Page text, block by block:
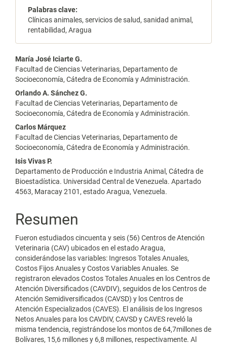
Palabras clave:
Clínicas animales, servicios de salud, sanidad animal,
rentabilidad, Aragua
Contenido
principal
del
artículo
María José Iciarte G.
Facultad de Ciencias Veterinarias, Departamento de
Socioeconomía, Cátedra de Economía y Administración.
Orlando A. Sánchez G.
Facultad de Ciencias Veterinarias, Departamento de
Socioeconomía, Cátedra de Economía y Administración.
Carlos Márquez
Facultad de Ciencias Veterinarias, Departamento de
Socioeconomía, Cátedra de Economía y Administración.
Isis Vivas P.
Departamento de Producción e Industria Animal, Cátedra de
Bioestadística. Universidad Central de Venezuela. Apartado
4563, Maracay 2101, estado Aragua, Venezuela.
Resumen
Fueron estudiados cincuenta y seis (56) Centros de Atención
Veterinaria (CAV) ubicados en el estado Aragua,
considerándose las variables: Ingresos Totales Anuales,
Costos Fijos Anuales y Costos Variables Anuales. Se
registraron elevados Costos Totales Anuales en los Centros de
Atención Diversificados (CAVDIV), seguidos de los Centros de
Atención Semidiversificados (CAVSD) y los Centros de
Atención Especializados (CAVES). El análisis de los Ingresos
Netos Anuales para los CAVDIV, CAVSD y CAVES reveló la
misma tendencia, registrándose los montos de 64,7millones de
Bolívares, 15,6 millones y 6,8 millones, respectivamente. Al